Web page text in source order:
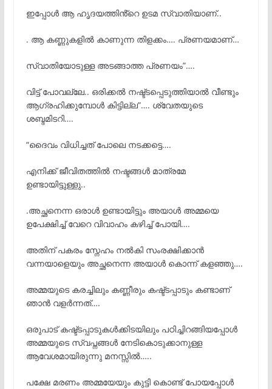
ഇപ്പോൾ ആ ഹൃദയത്തിൻ്റെ ഉടമ സ്വാതിയാണ്..
. ആ കണ്ണുകളിൽ കാണുന്ന തിളക്കം…. പ്രണയമാണ്…
സ്വാതിയോടുള്ള അടങ്ങാത്ത പ്രണയം”….
വിട്ട് പോവല്ലേ.. ഒരിക്കൽ നഷ്ട്ടപ്പെടുത്തിയാൽ വീണ്ടും
ആഗ്രഹിക്കുമ്പോൾ കിട്ടില്ല”…. ശ്വേതയുടെ
ശബ്ദമിടറി….
“ദൈവം വിധിച്ചത് പോലെ നടക്കട്ടെ….
എനിക്ക് ജീവിതത്തിൽ നഷ്ടങ്ങൾ മാത്രമേ
ഉണ്ടായിട്ടുള്ളു..
.അച്ഛനെന്ന ഒരാൾ ഉണ്ടായിട്ടും അയാൾ അമ്മയെ
ഉപേക്ഷിച്ച് വേറെ വിവാഹം കഴിച്ച് പോയി….
അതിന് പകരം സ്നേഹം നൽകി സംരക്ഷിക്കാൻ
വന്നയാളെയും അച്ഛനെന്ന അയാൾ കൊന്ന് കളഞ്ഞു….
അമ്മയുടെ കരച്ചിലും കണ്ണീരും കഷ്ട്ടപ്പാടും കണ്ടാണ്
ഞാൻ വളർന്നത്….
ഒരുപാട് കഷ്ട്ടപ്പാടുകൾക്കിടയിലും പഠിച്ചിറങ്ങിയപ്പോൾ
അമ്മയുടെ സ്വപ്നങ്ങൾ നേടികൊടുക്കാനുള്ള
ആവേശമായിരുന്നു മനസ്സിൽ…..
പക്ഷേ മരണം അമ്മയേയും കുട്ടി കൊണ്ട് പോയപ്പോൾ